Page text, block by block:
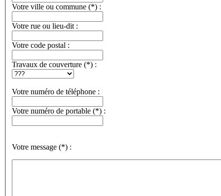
Votre ville ou commune (*) :
Votre rue ou lieu-dit :
Votre code postal :
Travaux de couverture (*) :
Votre numéro de téléphone :
Votre numéro de portable (*) :
Votre message (*) :